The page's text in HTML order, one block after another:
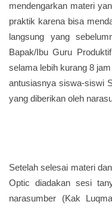
mendengarkan materi
praktik karena bisa
langsung yang
Bapak/Ibu Guru
selama lebih kurang 8
antusiasnya siswa-siswi
yang diberikan oleh
Setelah selesai materi
Optic diadakan sesi
narasumber (Kak